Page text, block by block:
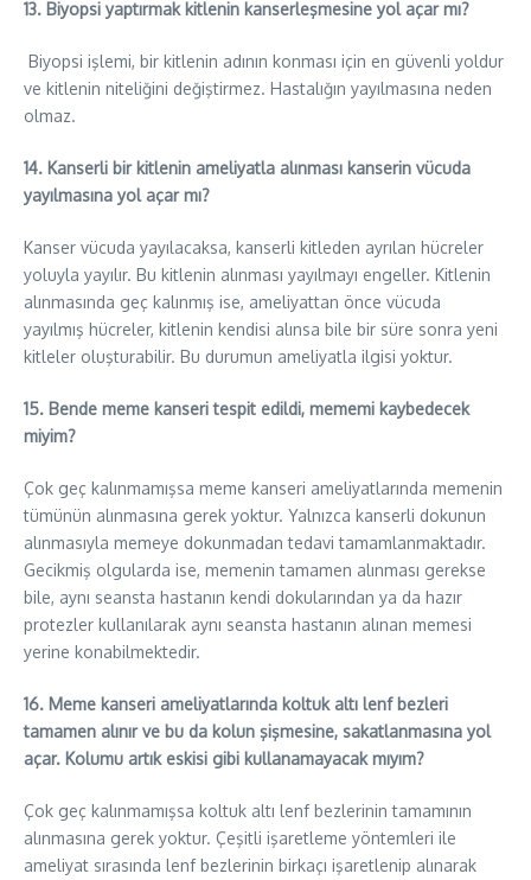
13. Biyopsi yaptırmak kitlenin kanserleşmesine yol açar mı?
Biyopsi işlemi, bir kitlenin adının konması için en güvenli yoldur
ve kitlenin niteliğini değiştirmez. Hastalığın yayılmasına neden
olmaz.
14. Kanserli bir kitlenin ameliyatla alınması kanserin vücuda
yayılmasına yol açar mı?
Kanser vücuda yayılacaksa, kanserli kitleden ayrılan hücreler
yoluyla yayılır. Bu kitlenin alınması yayılmayı engeller. Kitlenin
alınmasında geç kalınmış ise, ameliyattan önce vücuda
yayılmış hücreler, kitlenin kendisi alınsa bile bir süre sonra yeni
kitleler oluşturabilir. Bu durumun ameliyatla ilgisi yoktur.
15. Bende meme kanseri tespit edildi, mememi kaybedecek
miyim?
Çok geç kalınmamışsa meme kanseri ameliyatlarında memenin
tümünün alınmasına gerek yoktur. Yalnızca kanserli dokunun
alınmasıyla memeye dokunmadan tedavi tamamlanmaktadır.
Gecikmiş olgularda ise, memenin tamamen alınması gerekse
bile, aynı seansta hastanın kendi dokularından ya da hazır
protezler kullanılarak aynı seansta hastanın alınan memesi
yerine konabilmektedir.
16. Meme kanseri ameliyatlarında koltuk altı lenf bezleri
tamamen alınır ve bu da kolun şişmesine, sakatlanmasına yol
açar. Kolumu artık eskisi gibi kullanamayacak mıyım?
Çok geç kalınmamışsa koltuk altı lenf bezlerinin tamamının
alınmasına gerek yoktur. Çeşitli işaretleme yöntemleri ile
ameliyat sırasında lenf bezlerinin birkaçı işaretlenip alınarak